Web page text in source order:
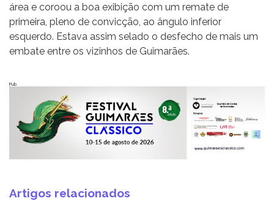
área e coroou a boa exibição com um remate de
primeira, pleno de convicção, ao ângulo inferior
esquerdo. Estava assim selado o desfecho de mais um
embate entre os vizinhos de Guimarães.
Pub
Artigos relacionados